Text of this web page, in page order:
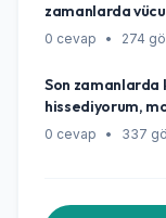
zamanlarda
ediyorum.
ve bir de
Eskiden saat
dikkat mi
0 cevap • 274
Son zamanlarda
hissediyorum,
Acaba bu durum
0 cevap • 337